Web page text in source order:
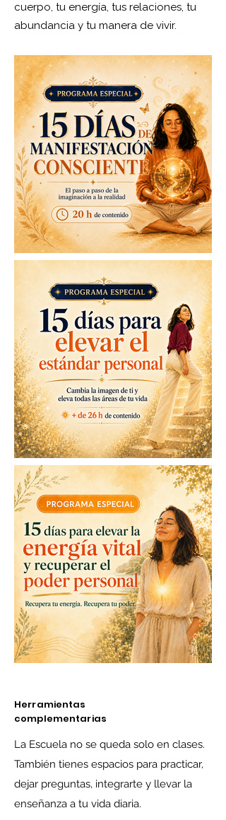
cuerpo, tu energía, tus relaciones, tu
abundancia y tu manera de vivir.
Herramientas
complementarias
La Escuela no se queda solo en clases.
También tienes espacios para practicar,
dejar preguntas, integrarte y llevar la
enseñanza a tu vida diaria.